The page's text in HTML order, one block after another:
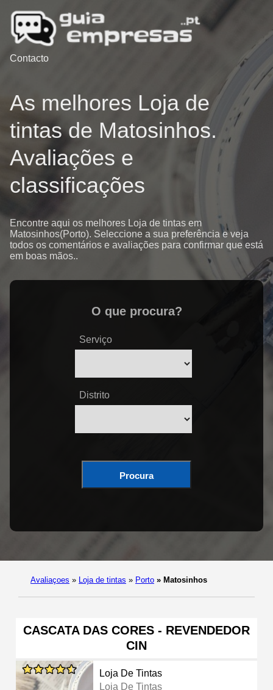
Contacto
As melhores Loja de
tintas de Matosinhos.
Avaliações e
classificações
Encontre aqui os melhores Loja de tintas em
Matosinhos(Porto). Seleccione a sua preferência e veja
todos os comentários e avaliações para confirmar que está
em boas mãos..
O que procura?
Serviço
Distrito
Procura
Avaliaçoes » Loja de tintas » Porto » Matosinhos
CASCATA DAS CORES - REVENDEDOR
CIN
Loja De Tintas
Loja De Tintas